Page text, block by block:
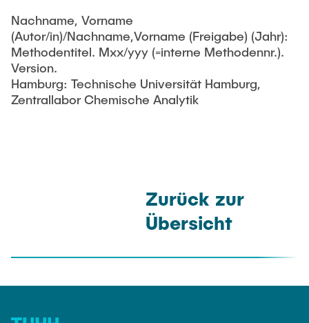
Nachname, Vorname
(Autor/in)/Nachname,Vorname (Freigabe) (Jahr):
Methodentitel. Mxx/yyy (=interne Methodennr.).
Version.
Hamburg: Technische Universität Hamburg,
Zentrallabor Chemische Analytik
Zurück zur
Übersicht